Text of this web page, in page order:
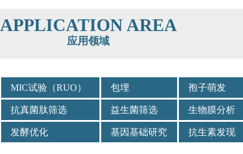
APPLICATION AREA
应用领域
MIC试验（RUO） 包埋 孢子萌发
抗真菌肽筛选 益生菌筛选 生物膜分析
发酵优化 基因基础研究 抗生素发现